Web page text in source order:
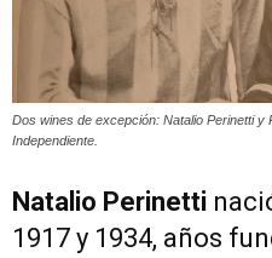
Dos wines de excepción: Natalio Perinetti y
Independiente.
Natalio Perinetti
1917 y 1934, años